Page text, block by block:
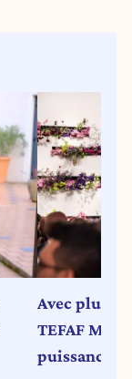
Avec plus
TEFAF
puissance